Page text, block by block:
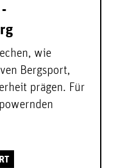
wie
Bergsport,
prägen. Für